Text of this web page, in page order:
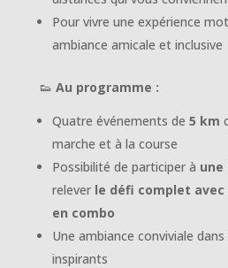
Pour vivre une expérience
ambiance amicale et inclusive
👟 Au programme :
Quatre événements de 5 km
marche et à la course
Possibilité de participer à une
relever le défi complet
en combo
Une ambiance conviviale
inspirants